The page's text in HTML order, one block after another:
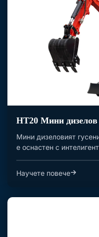
HT20 Мини дизелов
Мини дизеловият
е оснастен с
Научете повече